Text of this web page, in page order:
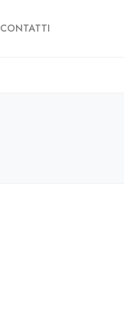
CONTATTI